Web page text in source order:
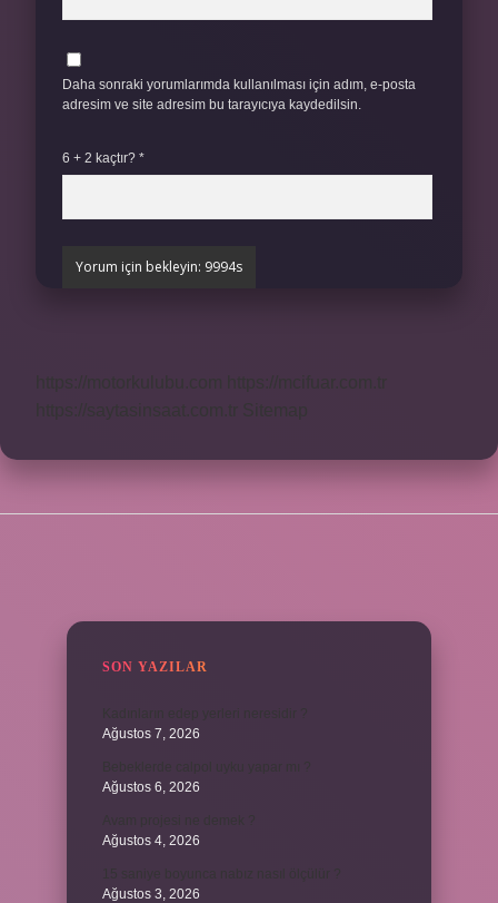
Daha sonraki yorumlarımda kullanılması için adım, e-posta
adresim ve site adresim bu tarayıcıya kaydedilsin.
6 + 2 kaçtır? *
SON YAZILAR
Ağustos 7, 2026
Ağustos 6, 2026
Ağustos 4, 2026
Ağustos 3, 2026